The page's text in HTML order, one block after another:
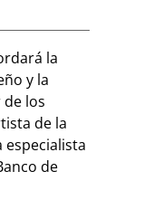
la
y la
los
de la
especialista
de